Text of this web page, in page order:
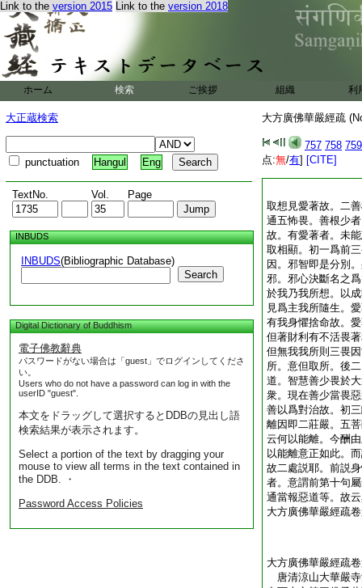
Link to the version 2015 Link to the version 2018
ホーム 検索 ご挨拶 組織 利
大正蔵検索
punctuation Hangul Eng
TextNo. Vol. Page
INBUDS
INBUDS(Bibliographic Database)
Search
Digital Dictionary of Buddhism
電子佛教辭典
パスワードがない場合は「guest」でログインしてくださ
い。
Users who do not have a password can log in with the
userID "guest".
本文をドラッグして選択するとDDBの見出し語
検索結果が表示されます。
Select a portion of the text by dragging your
mouse to view all terms in the text contained in
the DDB. ・
Password Access Policies
大方廣佛華嚴經疏
757 758 759
点:無/有] [CITE]
取想見愛著故。二
通五怖畏。善根少
故。有愛著者。未
取相顯。初一爲前
因。邪智即是分別
邪。邪心決斷名之
於我乃我所想。以
見爲主我所隨生。
有我身懼捨命故。
但著財利有不活畏
但無我我所則三畏
所。意但取所。後
道。智慧善少畏於
衆。現在善少當畏
善以爲對治故。初
離因即二莊嚴。五
云何以能離。今酬
以能離意正如此。
故二處説耶。前説
者。意謂前第十句
通當報惡道等。故
大方廣佛華嚴經疏
大方廣佛華嚴經疏
唐清涼山大華嚴